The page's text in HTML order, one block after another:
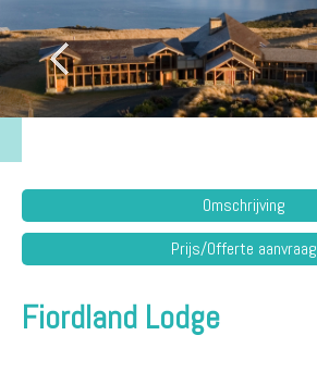
Omschrijving
Prijs/Offerte aanvraag
Fiordland Lodge